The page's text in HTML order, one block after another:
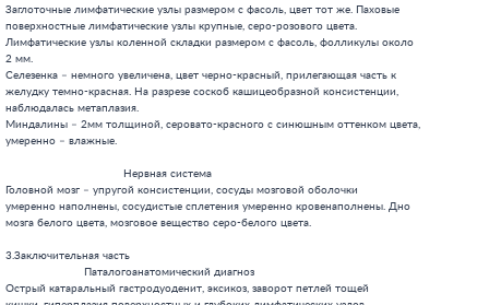
Заглоточные лимфатические узлы размером с фасоль, цвет тот же. Паховые
поверхностные лимфатические узлы крупные, серо-розового цвета.
Лимфатические узлы коленной складки размером с фасоль, фолликулы около
2 мм.
Селезенка – немного увеличена, цвет черно-красный, прилегающая часть к
желудку темно-красная. На разрезе соскоб кашицеобразной консистенции,
наблюдалась метаплазия.
Миндалины – 2мм толщиной, серовато-красного с синюшным оттенком цвета,
умеренно – влажные.
                                    Нервная система
Головной мозг – упругой консистенции, сосуды мозговой оболочки
умеренно наполнены, сосудистые сплетения умеренно кровенаполнены. Дно
мозга белого цвета, мозговое вещество серо-белого цвета.
3.Заключительная часть
                        Паталогоанатомический диагноз
Острый катаральный гастродуоденит, эксикоз, заворот петлей тощей